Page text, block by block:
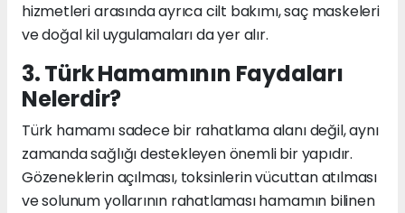
hizmetleri arasında ayrıca cilt bakımı, saç maskeleri
ve doğal kil uygulamaları da yer alır.
3. Türk Hamamının Faydaları
Nelerdir?
Türk hamamı sadece bir rahatlama alanı değil, aynı
zamanda sağlığı destekleyen önemli bir yapıdır.
Gözeneklerin açılması, toksinlerin vücuttan atılması
ve solunum yollarının rahatlaması hamamın bilinen